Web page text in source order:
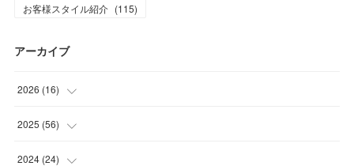
お客様スタイル紹介 (115)
アーカイブ
2026 (16)
(1
(1
2025 (56)
(5
2024 (24)